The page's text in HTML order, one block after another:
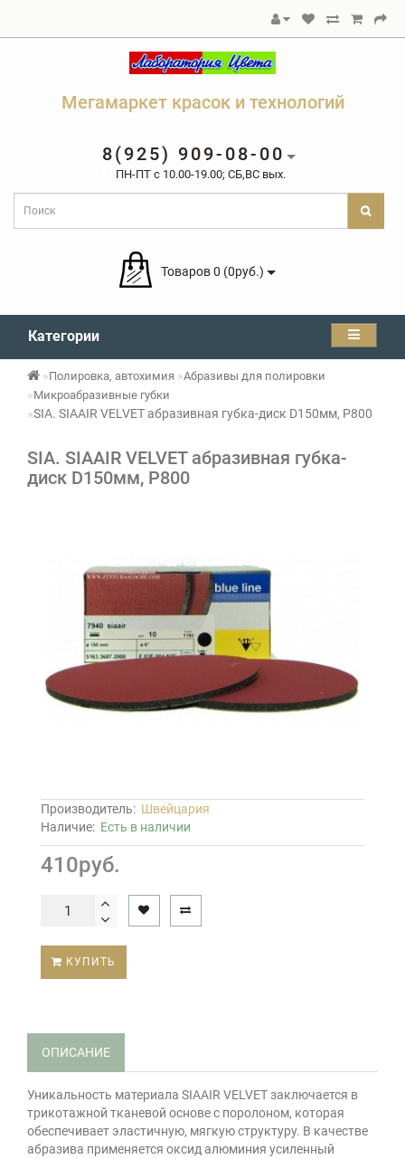
Мегамаркет красок и технологий
8(925) 909-08-00
ПН-ПТ c 10.00-19.00; СБ,ВС вых.
Товаров 0 (0руб.)
Категории
Полировка, автохимия
Абразивы для полировки
Микроабразивные губки
SIA. SIAAIR VELVET абразивная губка-диск D150мм, Р800
SIA. SIAAIR VELVET абразивная губка-
диск D150мм, Р800
Производитель: Швейцария
Наличие: Есть в наличии
410руб.
КУПИТЬ
ОПИСАНИЕ
Уникальность материала SIAAIR VELVET заключается в
трикотажной тканевой основе с поролоном, которая
обеспечивает эластичную, мягкую структуру. В качестве
абразива применяется оксид алюминия усиленный